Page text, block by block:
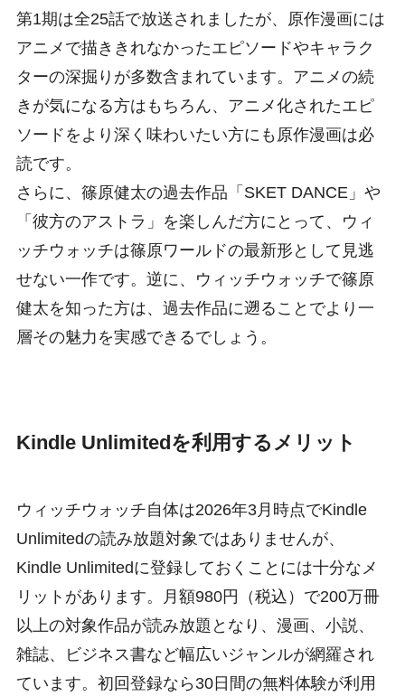
第1期は全25話で放送されましたが、原作漫画には
アニメで描ききれなかったエピソードやキャラク
ターの深掘りが多数含まれています。アニメの続
きが気になる方はもちろん、アニメ化されたエピ
ソードをより深く味わいたい方にも原作漫画は必
読です。
さらに、篠原健太の過去作品「SKET DANCE」や
「彼方のアストラ」を楽しんだ方にとって、ウィ
ッチウォッチは篠原ワールドの最新形として見逃
せない一作です。逆に、ウィッチウォッチで篠原
健太を知った方は、過去作品に遡ることでより一
層その魅力を実感できるでしょう。
Kindle Unlimitedを利用するメリット
ウィッチウォッチ自体は2026年3月時点でKindle
Unlimitedの読み放題対象ではありませんが、
Kindle Unlimitedに登録しておくことには十分なメ
リットがあります。月額980円（税込）で200万冊
以上の対象作品が読み放題となり、漫画、小説、
雑誌、ビジネス書など幅広いジャンルが網羅され
ています。初回登録なら30日間の無料体験が利用